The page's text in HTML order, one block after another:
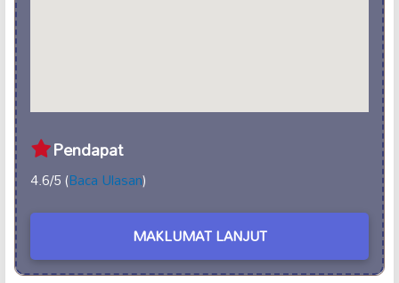
Pendapat
4.6/5 (Baca Ulasan)
MAKLUMAT LANJUT